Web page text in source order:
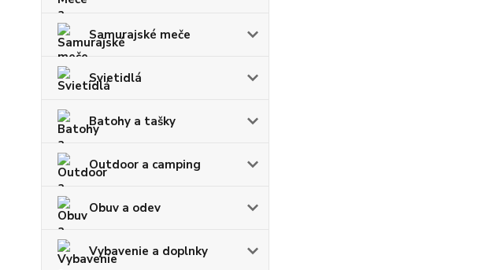
Samurajské meče
Svietidlá
Batohy a tašky
Outdoor a camping
Obuv a odev
Vybavenie a doplnky